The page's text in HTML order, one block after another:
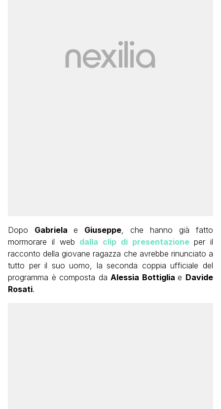
Dopo Gabriela e Giuseppe, che hanno già fatto
mormorare il web dalla clip di presentazioneper il
racconto della giovane ragazza che avrebbe rinunciato a
tutto per il suo uomo, la seconda coppia ufficiale del
programma è composta daAlessia Bottigliae Davide
Rosati.